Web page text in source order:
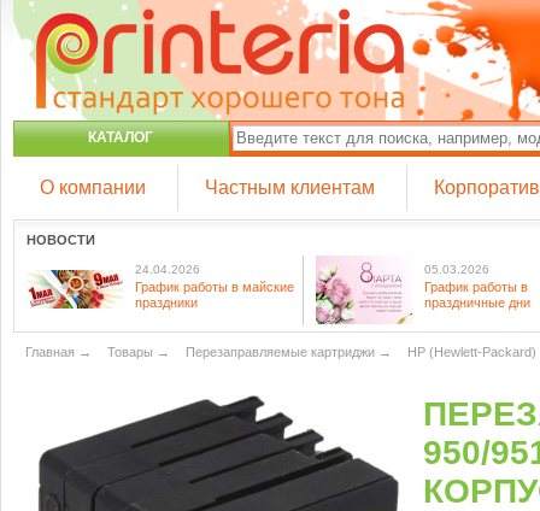
КАТАЛОГ
О компании Частным клиентам
НОВОСТИ
24.04.2026
График работы в майские
праздники
05.03.2026
График работы в
праздничные дни
Главная → Товары → Перезаправляемые картриджи → HP (Hewlett-Packard)
950/